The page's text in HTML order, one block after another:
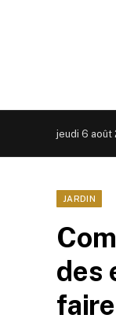
jeudi 6 août
JARDIN
des